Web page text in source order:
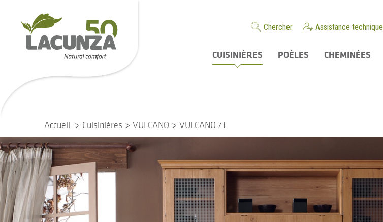
Chercher Assistance technique
CUISINIÈRES POÈLES CHEMINÉES
Accueil Cuisinières VULCANO VULCANO 7T